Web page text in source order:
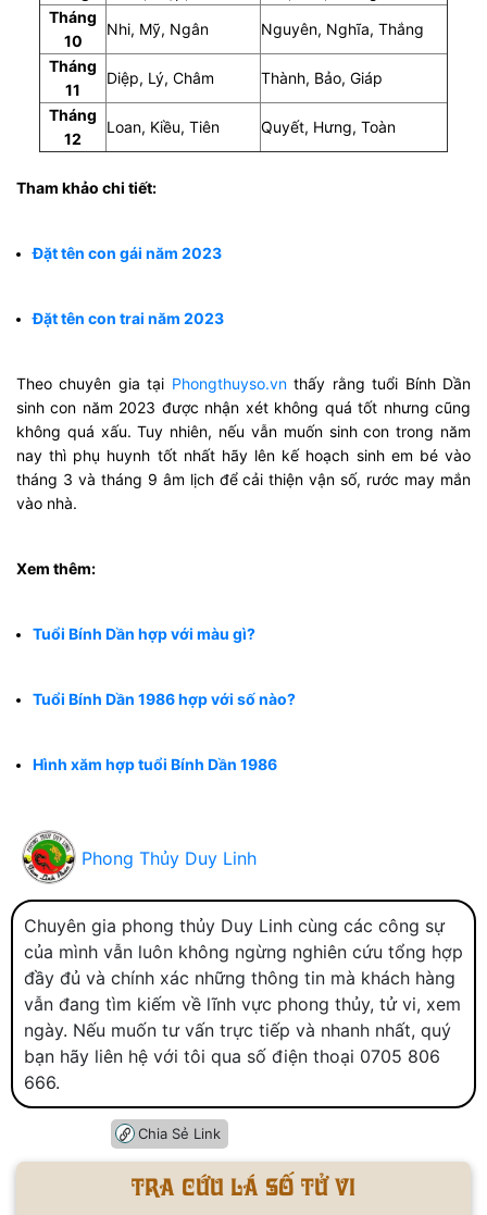
Tháng
10
Nhi, Mỹ, Ngân
Nguyên, Nghĩa, Thắng
Tháng
11
Diệp, Lý, Châm
Thành, Bảo, Giáp
Tháng
12
Loan, Kiều, Tiên Quyết, Hưng, Toàn
Tham khảo chi tiết:
Đặt tên con gái năm 2023
Đặt tên con trai năm 2023
Theo chuyên gia tại Phongthuyso.vnthấy rằng tuổi Bính Dần
sinh con năm 2023 được nhận xét không quá tốt nhưng cũng
không quá xấu. Tuy nhiên, nếu vẫn muốn sinh con trong năm
nay thì phụ huynh tốt nhất hãy lên kế hoạch sinh em bé vào
tháng 3 và tháng 9 âm lịch để cải thiện vận số, rước may mắn
vào nhà.
Xem thêm:
Tuổi Bính Dần hợp với màu gì?
Tuổi Bính Dần 1986 hợp với số nào?
Hình xăm hợp tuổi Bính Dần 1986
Phong Thủy Duy Linh
Chuyên gia phong thủy Duy Linh cùng các công sự
của mình vẫn luôn không ngừng nghiên cứu tổng hợp
đầy đủ và chính xác những thông tin mà khách hàng
vẫn đang tìm kiếm về lĩnh vực phong thủy, tử vi, xem
ngày. Nếu muốn tư vấn trực tiếp và nhanh nhất, quý
bạn hãy liên hệ với tôi qua số điện thoại 0705 806
666.
Chia Sẻ Link
Tra cứu lá số tử vi